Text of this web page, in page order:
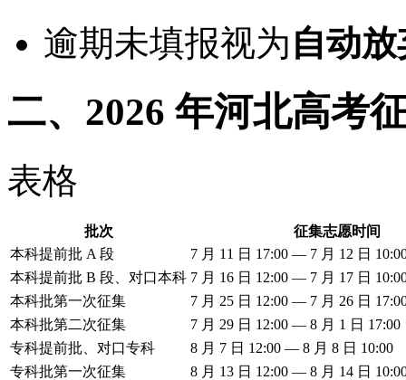
逾期未填报视为自动放
二、2026 年河北高考
表格
批次
征集志愿时间
本科提前批 A 段
7 月 11 日 17:00 — 7 月 12 日
本科提前批 B 段、对口本科 7 月 16 日 12:00 — 7 月 17 日
本科批第一次征集
7 月 25 日 12:00 — 7 月 26 日
本科批第二次征集
7 月 29 日 12:00 — 8 月 1 日 17:00
专科提前批、对口专科
8 月 7 日 12:00 — 8 月 8 日 10:00
专科批第一次征集
8 月 13 日 12:00 — 8 月 14 日